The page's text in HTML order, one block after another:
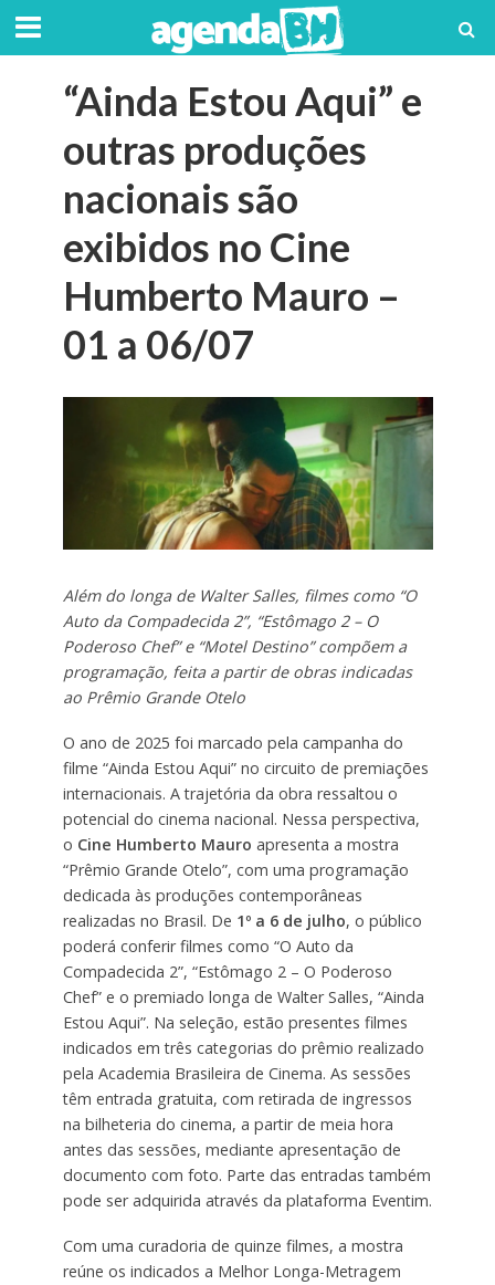
“Ainda Estou Aqui” e
outras produções
nacionais são
exibidos no Cine
Humberto Mauro –
01 a 06/07
Além do longa de Walter Salles, filmes como “O
Auto da Compadecida 2”, “Estômago 2 – O
Poderoso Chef” e “Motel Destino” compõem a
programação, feita a partir de obras indicadas
ao Prêmio Grande Otelo
O ano de 2025 foi marcado pela campanha do
filme “Ainda Estou Aqui” no circuito de premiações
internacionais. A trajetória da obra ressaltou o
potencial do cinema nacional. Nessa perspectiva,
o Cine Humberto Mauro apresenta a mostra
“Prêmio Grande Otelo”, com uma programação
dedicada às produções contemporâneas
realizadas no Brasil. De 1º a 6 de julho, o público
poderá conferir filmes como “O Auto da
Compadecida 2”, “Estômago 2 – O Poderoso
Chef” e o premiado longa de Walter Salles, “Ainda
Estou Aqui”. Na seleção, estão presentes filmes
indicados em três categorias do prêmio realizado
pela Academia Brasileira de Cinema. As sessões
têm entrada gratuita, com retirada de ingressos
na bilheteria do cinema, a partir de meia hora
antes das sessões, mediante apresentação de
documento com foto. Parte das entradas também
pode ser adquirida através da plataforma Eventim.
Com uma curadoria de quinze filmes, a mostra
reúne os indicados a Melhor Longa-Metragem